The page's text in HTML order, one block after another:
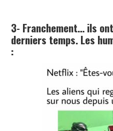
3- Franchement… ils
derniers temps. Les
: